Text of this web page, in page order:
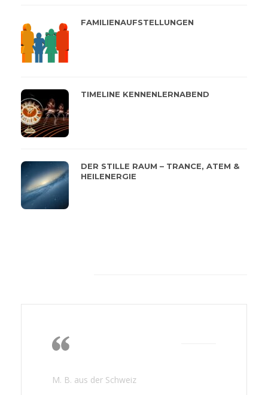
FAMILIENAUFSTELLUNGEN
TIMELINE KENNENLERNABEND
DER STILLE RAUM – TRANCE, ATEM &
HEILENERGIE
M. B. aus der Schweiz